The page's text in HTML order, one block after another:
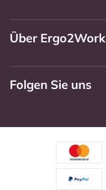
Über Ergo2Work
Folgen Sie uns